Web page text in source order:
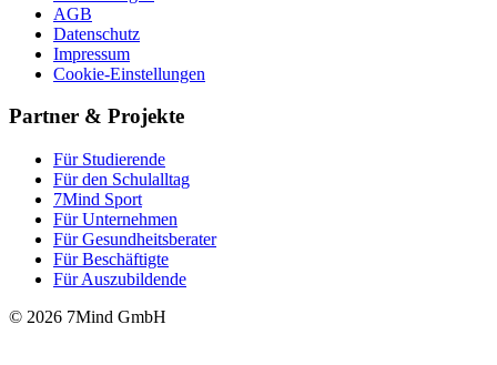
AGB
Datenschutz
Impressum
Cookie-Einstellungen
Partner & Projekte
Für Stu­die­rende
Für den Schulalltag
7Mind Sport
Für Unter­neh­men
Für Gesund­heits­be­ra­ter
Für Beschäftigte
Für Auszubildende
© 2026 7Mind GmbH